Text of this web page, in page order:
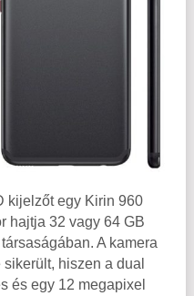
kijelzőt egy Kirin 960
hajtja 32 vagy 64 GB
A kamera
hiszen a dual
és egy 12 megapixel